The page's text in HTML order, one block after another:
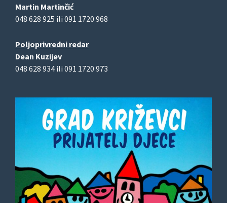
Martin Martinčić
048 628 925 ili 091 1720 968
Poljoprivredni redar
Dean Kuzijev
048 628 934 ili 091 1720 973